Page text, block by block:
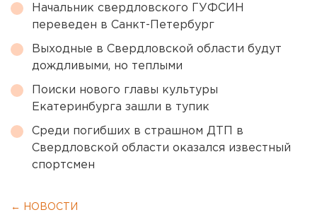
Начальник свердловского ГУФСИН
переведен в Санкт-Петербург
Выходные в Свердловской области будут
дождливыми, но теплыми
Поиски нового главы культуры
Екатеринбурга зашли в тупик
Среди погибших в страшном ДТП в
Свердловской области оказался известный
спортсмен
← НОВОСТИ